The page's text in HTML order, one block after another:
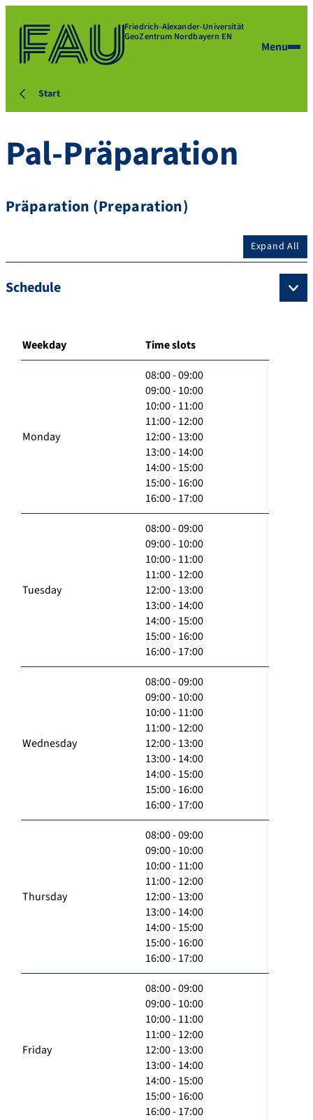
Friedrich-Alexander-Universität
GeoZentrum Nordbayern EN
Menu
Start
Pal-Präparation
Präparation (Preparation)
Expand All
Schedule
Weekday Time slots
Monday
08:00 - 09:00
09:00 - 10:00
10:00 - 11:00
11:00 - 12:00
12:00 - 13:00
13:00 - 14:00
14:00 - 15:00
15:00 - 16:00
16:00 - 17:00
Tuesday
08:00 - 09:00
09:00 - 10:00
10:00 - 11:00
11:00 - 12:00
12:00 - 13:00
13:00 - 14:00
14:00 - 15:00
15:00 - 16:00
16:00 - 17:00
Wednesday
08:00 - 09:00
09:00 - 10:00
10:00 - 11:00
11:00 - 12:00
12:00 - 13:00
13:00 - 14:00
14:00 - 15:00
15:00 - 16:00
16:00 - 17:00
Thursday
08:00 - 09:00
09:00 - 10:00
10:00 - 11:00
11:00 - 12:00
12:00 - 13:00
13:00 - 14:00
14:00 - 15:00
15:00 - 16:00
16:00 - 17:00
Friday
08:00 - 09:00
09:00 - 10:00
10:00 - 11:00
11:00 - 12:00
12:00 - 13:00
13:00 - 14:00
14:00 - 15:00
15:00 - 16:00
16:00 - 17:00